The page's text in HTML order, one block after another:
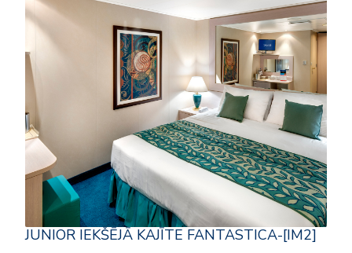
JUNIOR IEKŠĒJĀ KAJĪTE FANTASTICA-[IM2]